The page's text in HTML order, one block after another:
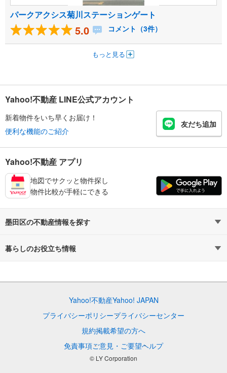
パークアクシス菊川ステーションゲート
5.0 コメント（3件）
もっと見る
Yahoo!不動産 LINE公式アカウント
新着物件をいち早くお届け！
便利な機能のご紹介
友だち追加
Yahoo!不動産 アプリ
地図でサクッと物件探し
物件比較が手軽にできる
墨田区の不動産情報を探す
不動産・住宅
中古一戸建て
土地
暮らしのお役立ち情報
Yahoo!不動産Yahoo! JAPAN
プライバシーポリシープライバシーセンター
規約掲載希望の方へ
免責事項ご意見・ご要望ヘルプ
© LY Corporation